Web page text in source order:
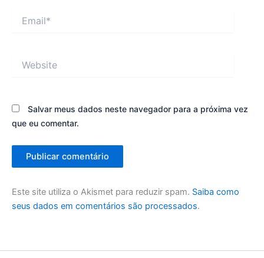
Salvar meus dados neste navegador para a próxima vez
que eu comentar.
Este site utiliza o Akismet para reduzir spam. Saiba como
seus dados em comentários são processados.